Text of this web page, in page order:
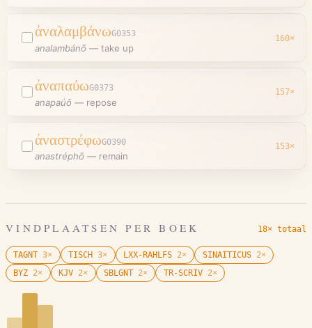
ἀναλαμβάνωG0353
analambánō — take up
160×
ἀναπαύωG0373
anapaúō — repose
157×
ἀναστρέφωG0390
anastréphō — remain
153×
VINDPLAATSEN PER BOEK 18× totaal
TAGNT 3× TISCH 3× LXX-RAHLFS 2× SINAITICUS 2×
BYZ 2× KJV 2× SBLGNT 2× TR-SCRIV 2×